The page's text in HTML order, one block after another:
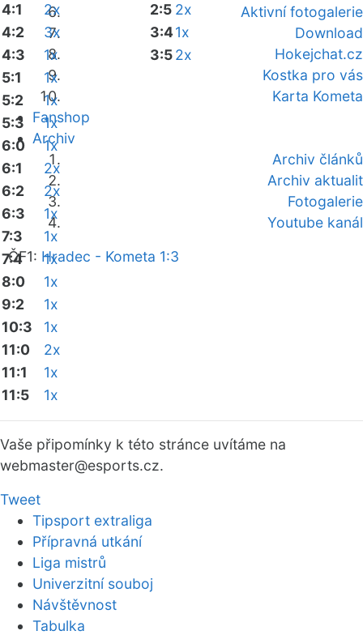
Aktivní fotogalerie
Download
Hokejchat.cz
Kostka pro vás
Karta Kometa
Fanshop
Archiv
Archiv článků
Archiv aktualit
Fotogalerie
Youtube kanál
ČF1: Hradec - Kometa 1:3
4:1
2x
4:2
3x
4:3
1x
5:1
1x
5:2
1x
5:3
1x
6:0
1x
6:1
2x
6:2
2x
6:3
1x
7:3
1x
7:4
1x
8:0
1x
9:2
1x
10:3
1x
11:0
2x
11:1
1x
11:5
1x
2:5 2x
3:41x
3:52x
Vaše připomínky k této stránce uvítáme na
webmaster@esports.cz.
Tweet
Tipsport extraliga
Přípravná utkání
Liga mistrů
Univerzitní souboj
Návštěvnost
Tabulka